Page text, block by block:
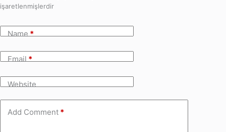
işaretlenmişlerdir
Name *
Email *
Website
Add Comment *